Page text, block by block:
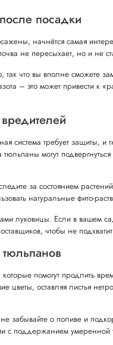
посадки
начнётся самая
не пересыхает, но и не
так что вы вполне сможете
– это может привести к
система требует защиты, и
могут
за состоянием
натуральные фито-
луковицы. Если в вашем
чтобы не
которые помогут продлить
цветы, оставляя листья
забывайте о поливе и
с поддержанием